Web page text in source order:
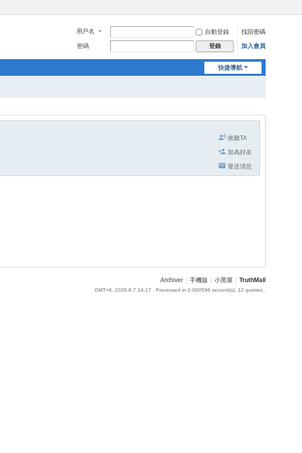
用戶名 自動登錄
找回密碼
密碼
登錄 加入會員
快捷導航
收聽TA
加為好友
發送消息
Archiver 手機版 小黑屋 TruthMall
GMT+8, 2026-8-7 14:17 , Processed in 0.060596 second(s), 12 queries .